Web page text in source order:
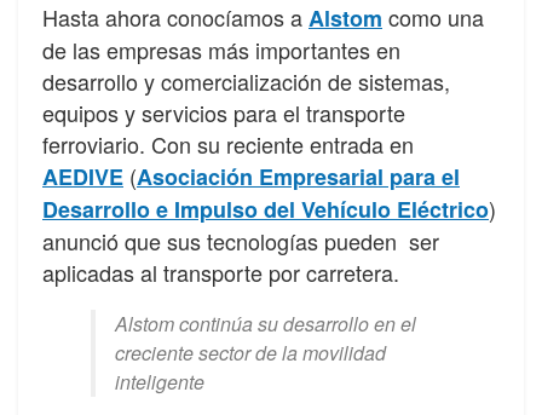
Hasta ahora conocíamos aAlstom como una
de las empresas más importantes en
desarrollo y comercialización de sistemas,
equipos y servicios para el transporte
ferroviario. Con su reciente entrada en
AEDIVE (Asociación Empresarial para el
Desarrollo e Impulso del Vehículo Eléctrico)
anunció que sus tecnologías pueden ser
aplicadas al transporte por carretera.
Alstom continúa su desarrollo en el
creciente sector de la movilidad
inteligente